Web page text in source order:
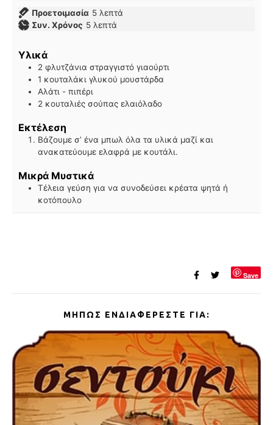
Προετοιμασία 5λεπτά
λεπτά
Συν. Χρόνος 5λεπτά
λεπτά
Υλικά
2 φλυτζάνια στραγγιστό γιαούρτι
1 κουταλάκι γλυκού μουστάρδα
Αλάτι - πιπέρι
2 κουταλιές σούπας ελαιόλαδο
Εκτέλεση
Βάζουμε σ’ ένα μπωλ όλα τα υλικά μαζί και
ανακατεύουμε ελαφρά με κουτάλι.
Μικρά Μυστικά
Τέλεια γεύση για να συνοδεύσει κρέατα ψητά ή
κοτόπουλο
Save
ΜΉΠΩΣ ΕΝΔΙΑΦΈΡΕΣΤΕ ΓΙΑ: